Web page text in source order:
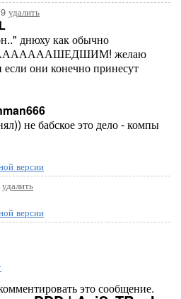
удалить
днюху как обычно
желаю
они конечно принесут
не бабское это дело - компы
версии
удалить
версии
это сообщение.